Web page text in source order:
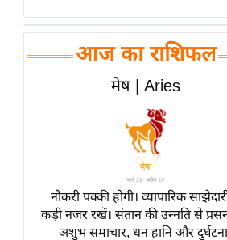
मनोरंजन जगत
बॉलीवुड
हॉलीवुड
Breaking
लाइफस्टाइल
टेक्नॉलॉजी
ब्यूटी/फैशन
आज का राशिफल
मेष | Aries
नौकरी पक्की होगी। व्यापारिक
कड़ी नजर रखें। संतान की उन्नति से
अशुभ समाचार, धन हानि और